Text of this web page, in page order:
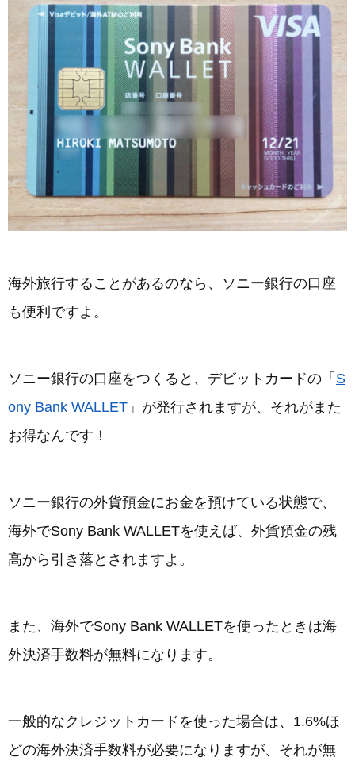
海外旅行することがあるのなら、ソニー銀行の口座
も便利ですよ。
ソニー銀行の口座をつくると、デビットカードの「 S
ony Bank WALLET 」が発行されますが、それがまた
お得なんです！
ソニー銀行の外貨預金にお金を預けている状態で、
海外でSony Bank WALLETを使えば、外貨預金の残
高から引き落とされますよ。
また、海外でSony Bank WALLETを使ったときは海
外決済手数料が無料になります。
一般的なクレジットカードを使った場合は、1.6%ほ
どの海外決済手数料が必要になりますが、それが無